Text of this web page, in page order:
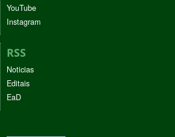
YouTube
Instagram
RSS
Noticias
Editais
EaD